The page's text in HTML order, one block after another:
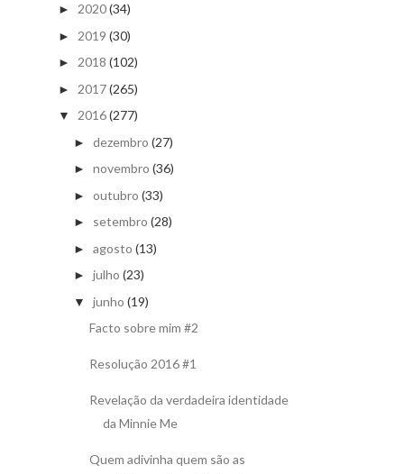
► 2020(34)
► 2019 (30)
► 2018 (102)
► 2017(265)
▼ 2016(277)
► dezembro (27)
► novembro (36)
► outubro (33)
► setembro (28)
► agosto (13)
► julho (23)
▼ junho (19)
Facto sobre mim #2
Resolução 2016 #1
Revelação da verdadeira identidade
da Minnie Me
Quem adivinha quem são as